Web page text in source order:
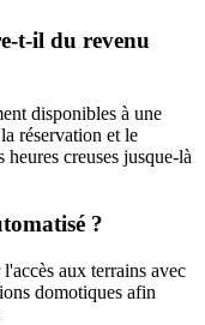
t-il du revenu
disponibles à une
réservation et le
creuses jusque-là
?
aux terrains avec
domotiques afin